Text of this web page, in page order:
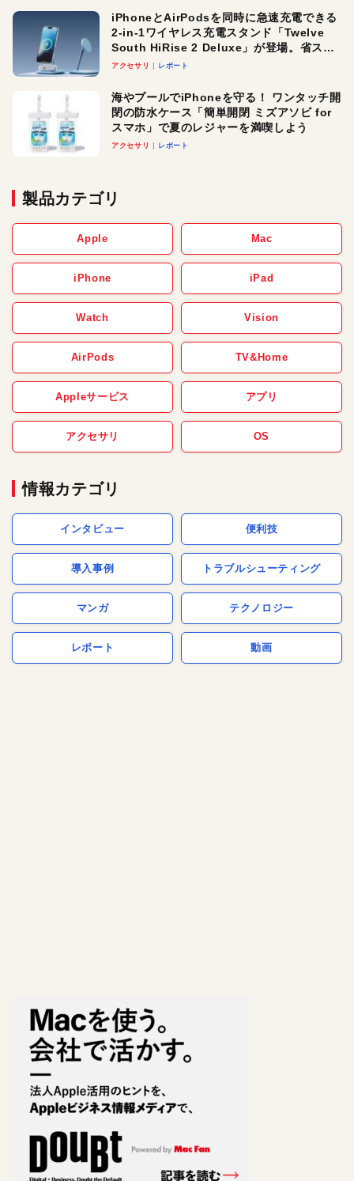
iPhoneとAirPodsを同時に急速充電できる
2-in-1ワイヤレス充電スタンド「Twelve
South HiRise 2 Deluxe」が登場。省スペ
ースでおしゃれに充電したい人にオスス
アクセサリ レポート
海やプールでiPhoneを守る！ ワンタッチ開
閉の防水ケース「簡単開閉 ミズアソビ for
スマホ」で夏のレジャーを満喫しよう
アクセサリ レポート
製品カテゴリ
Apple Mac
iPhone iPad
Watch Vision
AirPods TV&Home
Appleサービス アプリ
アクセサリ OS
情報カテゴリ
インタビュー 便利技
導入事例 トラブルシューティング
マンガ テクノロジー
レポート 動画